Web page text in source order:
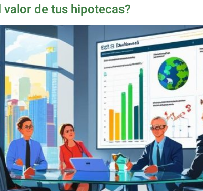
de tus hipotecas?